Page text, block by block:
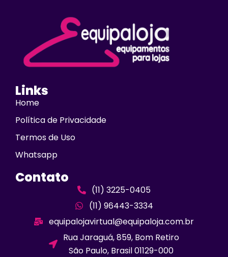
Links
Home
Política de Privacidade
Termos de Uso
Whatsapp
Contato
(11) 3225-0405
(11) 96443-3334
equipalojavirtual@equipaloja.com.br
Rua Jaraguá, 859, Bom Retiro
São Paulo, Brasil 01129-000